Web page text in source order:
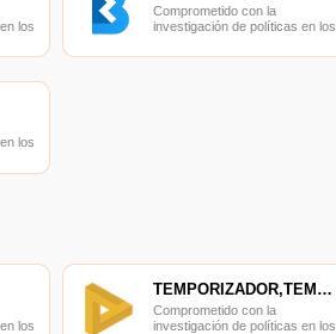
los
Comprometido con la
investigación de políticas en los
finanzas, las finanzas
los
los
TEMPORIZADOR,TEMPORIZADOR
Comprometido con la
investigación de políticas en los